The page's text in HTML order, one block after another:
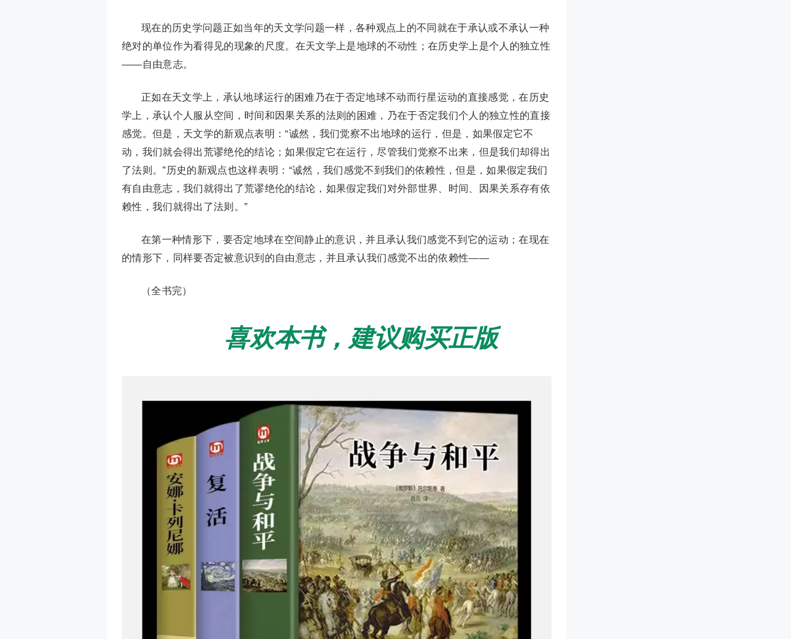
现在的历史学问题正如当年的天文学问题一样，各种观点上的不同就在于承认或不承认一种
绝对的单位作为看得见的现象的尺度。在天文学上是地球的不动性；在历史学上是个人的独立性
——自由意志。
正如在天文学上，承认地球运行的困难乃在于否定地球不动而行星运动的直接感觉，在历史
学上，承认个人服从空间，时间和因果关系的法则的困难，乃在于否定我们个人的独立性的直接
感觉。但是，天文学的新观点表明：“诚然，我们觉察不出地球的运行，但是，如果假定它不
动，我们就会得出荒谬绝伦的结论；如果假定它在运行，尽管我们觉察不出来，但是我们却得出
了法则。”历史的新观点也这样表明：“诚然，我们感觉不到我们的依赖性，但是，如果假定我们
有自由意志，我们就得出了荒谬绝伦的结论，如果假定我们对外部世界、时间、因果关系存有依
赖性，我们就得出了法则。”
在第一种情形下，要否定地球在空间静止的意识，并且承认我们感觉不到它的运动；在现在
的情形下，同样要否定被意识到的自由意志，并且承认我们感觉不出的依赖性——
（全书完）
喜欢本书，建议购买正版